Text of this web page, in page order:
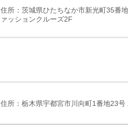
住所：茨城県ひたちなか市新光町35番
ァッションクルーズ2F
住所：栃木県宇都宮市川向町1番地23号